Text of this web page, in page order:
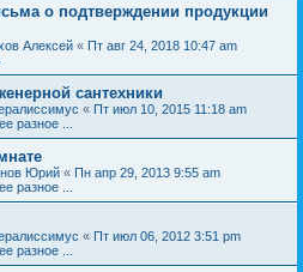
о подтверждении продукции
Алексей « Пт авг 24, 2018 10:47 am
сантехники
« Пт июл 10, 2015 11:18 am
разное ...
Юрий « Пн апр 29, 2013 9:55 am
разное ...
« Пт июл 06, 2012 3:51 pm
разное ...